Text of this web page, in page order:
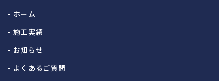
- ホーム
- 施工実績
- お知らせ
- よくあるご質問